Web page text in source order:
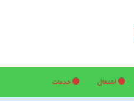
اشتغال خدمات